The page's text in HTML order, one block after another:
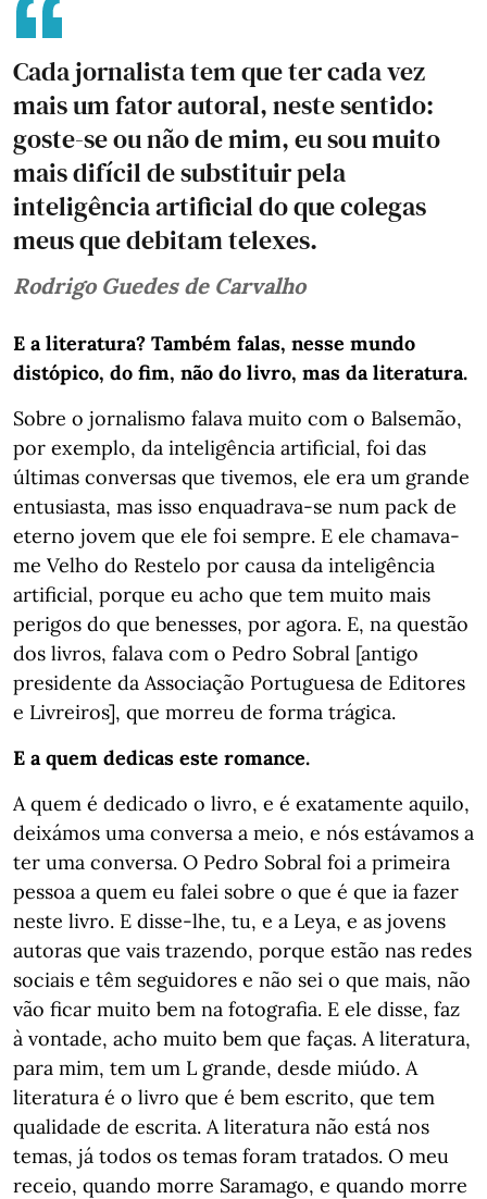
Cada jornalista tem que ter cada vez
mais um fator autoral, neste sentido:
goste-se ou não de mim, eu sou muito
mais difícil de substituir pela
inteligência artificial do que colegas
meus que debitam telexes.
Rodrigo Guedes de Carvalho
E a literatura? Também falas, nesse mundo
distópico, do fim, não do livro, mas da literatura.
Sobre o jornalismo falava muito com o Balsemão,
por exemplo, da inteligência artificial, foi das
últimas conversas que tivemos, ele era um grande
entusiasta, mas isso enquadrava-se num pack de
eterno jovem que ele foi sempre. E ele chamava-
me Velho do Restelo por causa da inteligência
artificial, porque eu acho que tem muito mais
perigos do que benesses, por agora. E, na questão
dos livros, falava com o Pedro Sobral [antigo
presidente da Associação Portuguesa de Editores
e Livreiros], que morreu de forma trágica.
E a quem dedicas este romance.
A quem é dedicado o livro, e é exatamente aquilo,
deixámos uma conversa a meio, e nós estávamos a
ter uma conversa. O Pedro Sobral foi a primeira
pessoa a quem eu falei sobre o que é que ia fazer
neste livro. E disse-lhe, tu, e a Leya, e as jovens
autoras que vais trazendo, porque estão nas redes
sociais e têm seguidores e não sei o que mais, não
vão ficar muito bem na fotografia. E ele disse, faz
à vontade, acho muito bem que faças. A literatura,
para mim, tem um L grande, desde miúdo. A
literatura é o livro que é bem escrito, que tem
qualidade de escrita. A literatura não está nos
temas, já todos os temas foram tratados. O meu
receio, quando morre Saramago, e quando morre